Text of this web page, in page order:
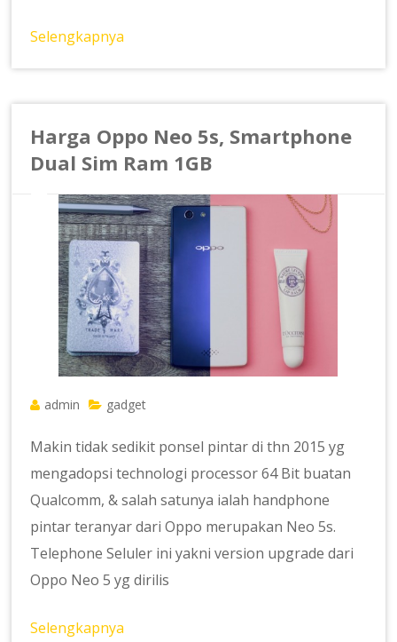
Selengkapnya
Harga Oppo Neo 5s, Smartphone
Dual Sim Ram 1GB
admin gadget
Makin tidak sedikit ponsel pintar di thn 2015 yg
mengadopsi technologi processor 64 Bit buatan
Qualcomm, & salah satunya ialah handphone
pintar teranyar dari Oppo merupakan Neo 5s.
Telephone Seluler ini yakni version upgrade dari
Oppo Neo 5 yg dirilis
Selengkapnya